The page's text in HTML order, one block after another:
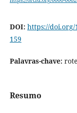
DOI: https://doi.org/
159
Palavras-chave:
Resumo